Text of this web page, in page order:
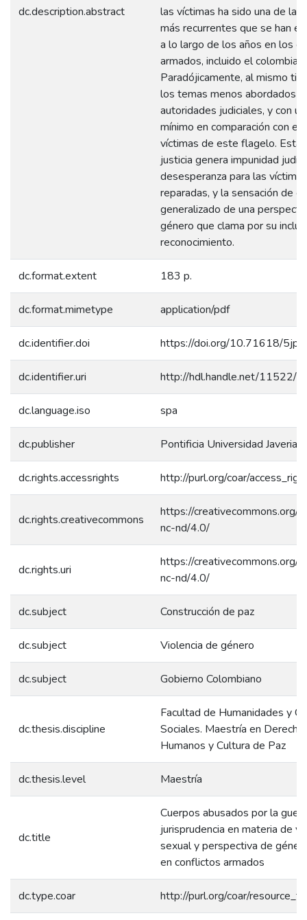
dc.description.abstract
las víctimas ha sido una de las
más recurrentes que se han
a lo largo de los años en los
armados, incluido el
Paradójicamente, al mismo
los temas menos abordados
autoridades judiciales, y con
mínimo en comparación con el
víctimas de este flagelo. Esta
justicia genera impunidad
desesperanza para las
reparadas, y la sensación de
generalizado de una
género que clama por su
reconocimiento.
dc.format.extent 183 p.
dc.format.mimetype application/pdf
dc.identifier.doi https://doi.org/10.71618/
dc.identifier.uri http://hdl.handle.net/11522/
dc.language.iso spa
dc.publisher Pontificia Universidad
dc.rights.accessrights http://purl.org/coar/
dc.rights.creativecommons
https://creativecommons.org/
nc-nd/4.0/
dc.rights.uri
https://creativecommons.org/
nc-nd/4.0/
dc.subject Construcción de paz
dc.subject Violencia de género
dc.subject Gobierno Colombiano
dc.thesis.discipline
Facultad de Humanidades y
Sociales. Maestría en
Humanos y Cultura de Paz
dc.thesis.level Maestría
dc.title
Cuerpos abusados por la
jurisprudencia en materia de
sexual y perspectiva de
en conflictos armados
dc.type.coar http://purl.org/coar/